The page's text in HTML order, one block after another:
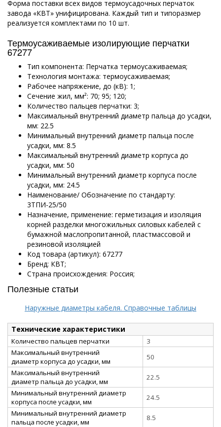
Форма поставки всех видов термоусадочных перчаток
завода «КВТ» унифицирована. Каждый тип и типоразмер
реализуется комплектами по 10 шт.
Термоусаживаемые изолирующие перчатки
67277
Тип компонента: Перчатка термоусаживаемая;
Технология монтажа: термоусаживаемая;
Рабочее напряжение, до (кВ): 1;
Сечение жил, мм²: 70; 95; 120;
Количество пальцев перчатки: 3;
Максимальный внутренний диаметр пальца до усадки,
мм: 22.5
Минимальный внутренний диаметр пальца после
усадки, мм: 8.5
Максимальный внутренний диаметр корпуса до
усадки, мм: 50
Минимальный внутренний диаметр корпуса после
усадки, мм: 24.5
Наименование/ Обозначение по стандарту:
3ТПИ-25/50
Назначение, применение: герметизация и изоляция
корней разделки многожильных силовых кабелей с
бумажной маслопропитанной, пластмассовой и
резиновой изоляцией
Код товара (артикул): 67277
Бренд: КВТ;
Страна происхождения: Россия;
Полезные статьи
Наружные диаметры кабеля. Справочные таблицы
Технические характеристики
Количество пальцев перчатки
3
Максимальный внутренний
диаметр корпуса до усадки, мм
50
Максимальный внутренний
диаметр пальца до усадки, мм
22.5
Минимальный внутренний диаметр
корпуса после усадки, мм
24.5
Минимальный внутренний диаметр
пальца после усадки, мм
8.5